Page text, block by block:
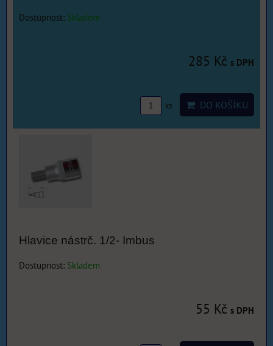
Dostupnost: Skladem
285 Kč s DPH
ks DO KOŠÍKU
Hlavice nástrč. 1/2- Imbus
Dostupnost: Skladem
55 Kč s DPH